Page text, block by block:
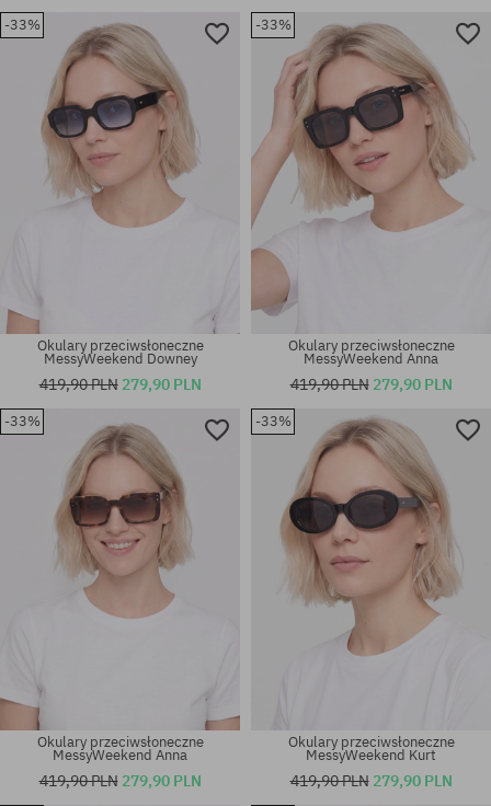
rozmiar uniwersalny rozmiar uniwersalny
rozmiar uniwersalny rozmiar uniwersalny
-33%
Okulary przeciwsłoneczne
MessyWeekend Downey
419,90 PLN 279,90 PLN
-33%
Okulary przeciwsłoneczne
MessyWeekend Anna
419,90 PLN 279,90 PLN
-33%
Okulary przeciwsłoneczne
MessyWeekend Anna
419,90 PLN 279,90 PLN
-33%
Okulary przeciwsłoneczne
MessyWeekend Kurt
419,90 PLN 279,90 PLN